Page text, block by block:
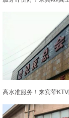
高水准服务！来宾荤